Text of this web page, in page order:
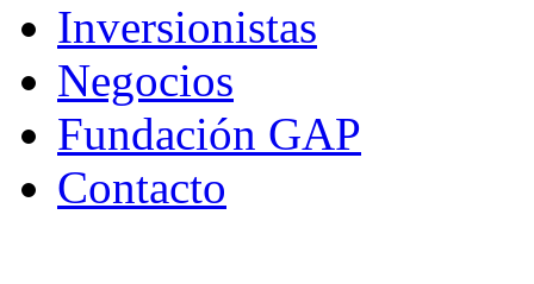
Inversionistas
Negocios
Fundación GAP
Contacto